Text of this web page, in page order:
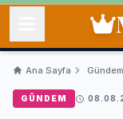
Ana Sayfa Gündem
GÜNDEM